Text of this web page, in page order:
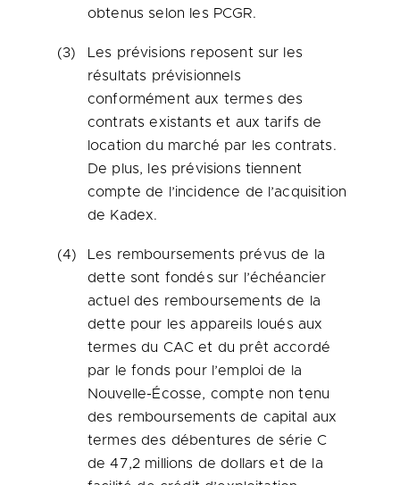
obtenus selon les PCGR.
(3)
Les prévisions reposent sur les
résultats prévisionnels
conformément aux termes des
contrats existants et aux tarifs de
location du marché par les contrats.
De plus, les prévisions tiennent
compte de l’incidence de l’acquisition
de Kadex.
(4)
Les remboursements prévus de la
dette sont fondés sur l’échéancier
actuel des remboursements de la
dette pour les appareils loués aux
termes du CAC et du prêt accordé
par le fonds pour l’emploi de la
Nouvelle-Écosse, compte non tenu
des remboursements de capital aux
termes des débentures de série C
de 47,2 millions de dollars et de la